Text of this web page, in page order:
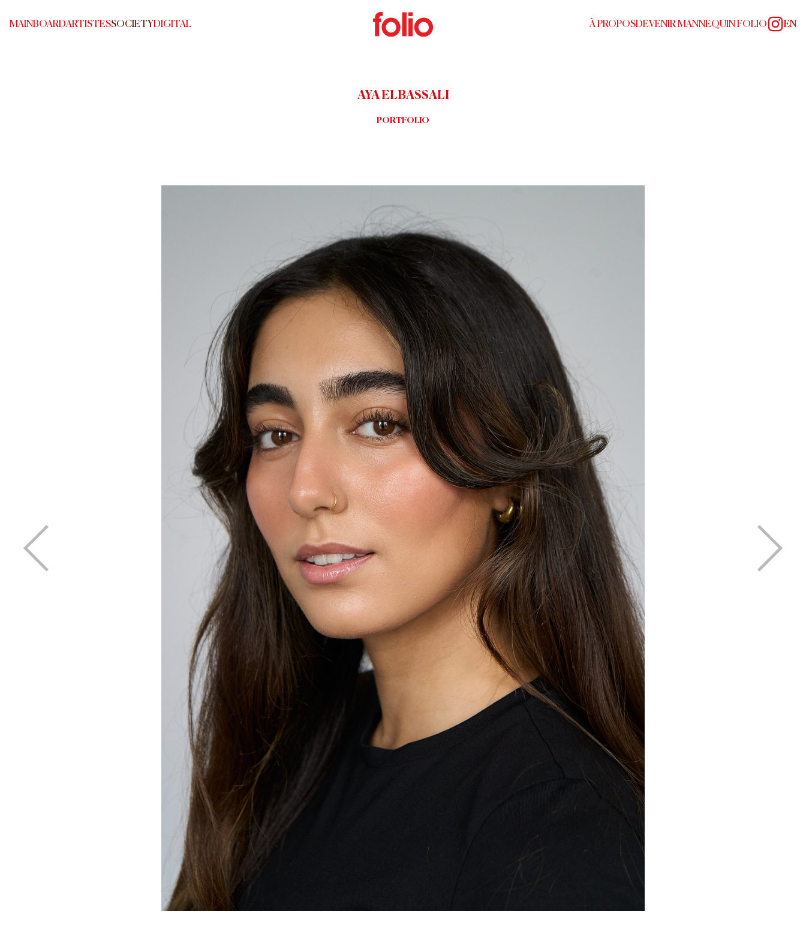
MAINBOARDARTISTESSOCIETYDIGITAL À PROPOSDEVENIR MANNEQUIN FOLIO EN
AYA ELBASSALI
PORTFOLIO